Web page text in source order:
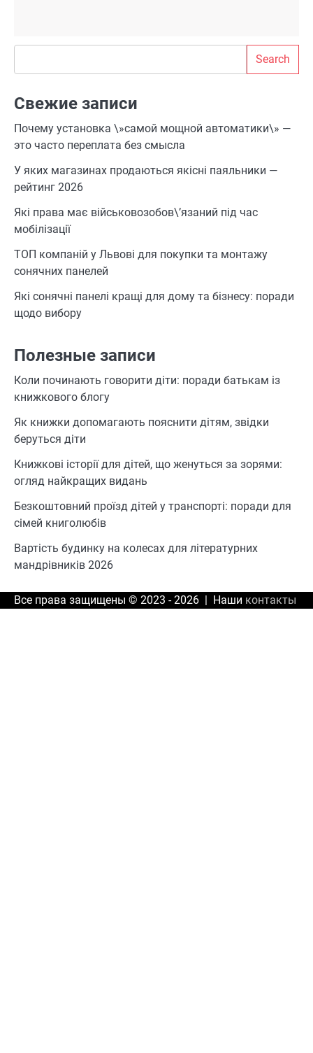
Search
Свежие записи
Почему установка \»самой мощной автоматики\» —
это часто переплата без смысла
У яких магазинах продаються якісні паяльники —
рейтинг 2026
Які права має військовозобов\’язаний під час
мобілізації
ТОП компаній у Львові для покупки та монтажу
сонячних панелей
Які сонячні панелі кращі для дому та бізнесу: поради
щодо вибору
Полезные записи
Коли починають говорити діти: поради батькам із
книжкового блогу
Як книжки допомагають пояснити дітям, звідки
беруться діти
Книжкові історії для дітей, що женуться за зорями:
огляд найкращих видань
Безкоштовний проїзд дітей у транспорті: поради для
сімей книголюбів
Вартість будинку на колесах для літературних
мандрівників 2026
Все права защищены © 2023 - 2026 | Наши контакты